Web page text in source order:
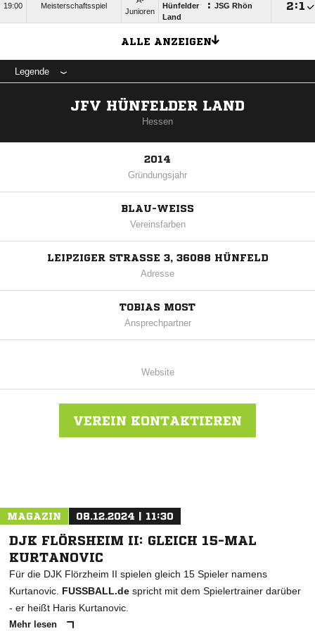
19:00 Meisterschaftsspiel
Junioren
Hünfelder
Land
: JSG Rhön :
ALLE ANZEIGEN
Legende
JFV HÜNFELDER LAND
Hessen
2014
Gründungsjahr
BLAU-WEISS
Vereinsfarben
LEIPZIGER STRASSE 3, 36088 HÜNFELD
Adresse
TOBIAS MOST
Ansprechpartner
Website
VEREIN KONTAKTIEREN
MAGAZIN 08.12.2024 | 11:30
DJK FLÖRSHEIM II: GLEICH 15-MAL
KURTANOVIC
Für die DJK Flörzheim II spielen gleich 15 Spieler namens
Kurtanovic. FUSSBALL.de spricht mit dem Spielertrainer darüber
- er heißt Haris Kurtanovic.
Mehr lesen